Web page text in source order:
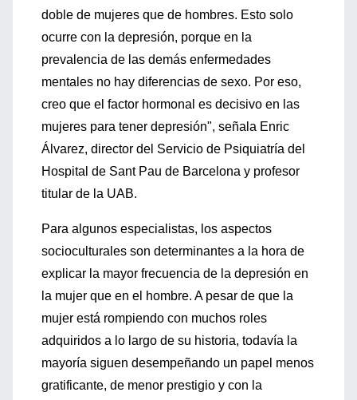
doble de mujeres que de hombres. Esto solo
ocurre con la depresión, porque en la
prevalencia de las demás enfermedades
mentales no hay diferencias de sexo. Por eso,
creo que el factor hormonal es decisivo en las
mujeres para tener depresión", señala Enric
Álvarez, director del Servicio de Psiquiatría del
Hospital de Sant Pau de Barcelona y profesor
titular de la UAB.
Para algunos especialistas, los aspectos
socioculturales son determinantes a la hora de
explicar la mayor frecuencia de la depresión en
la mujer que en el hombre. A pesar de que la
mujer está rompiendo con muchos roles
adquiridos a lo largo de su historia, todavía la
mayoría siguen desempeñando un papel menos
gratificante, de menor prestigio y con la